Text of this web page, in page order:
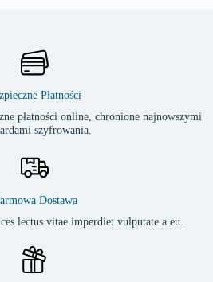
Płatności
płatności online, chronione najnowszymi
szyfrowania.
Dostawa
lectus vitae imperdiet vulputate a eu.